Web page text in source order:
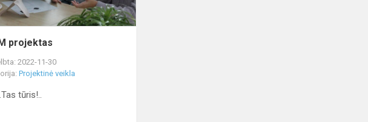
projektas
2022-11-30
Projektinė veikla
tūris!..